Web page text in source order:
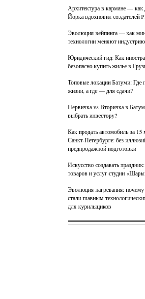
Архитектура в кармане —
Йорка вдохновил создателей
Эволюция вейпинга — как
технологии меняют индустрию
Юридический гид: Как
безопасно купить жилье в
Топовые локации Батуми: Где
жизни, а где — для сдачи?
Первичка vs Вторичка в
выбрать инвестору?
Как продать автомобиль за 15
Санкт-Петербурге: без
предпродажной подготовки
Искусство создавать
товаров и услуг студии
Эволюция нагревания: почему
стали главным
для курильщиков